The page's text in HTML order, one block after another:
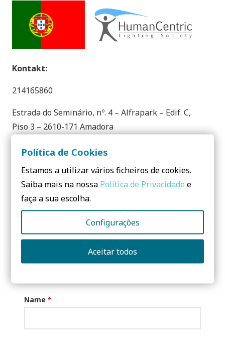
Kontakt:
214165860
Estrada do Seminário, nº. 4 – Alfrapark – Edif. C,
Piso 3 – 2610-171 Amadora
Teilen:
Noch Fragen? Senden Sie mir
eine Nachricht:
Name *
Política de Cookies
Estamos a utilizar vários ficheiros de cookies.
Saiba mais na nossa Política de Privacidade e
faça a sua escolha.
Configurações
Aceitar todos